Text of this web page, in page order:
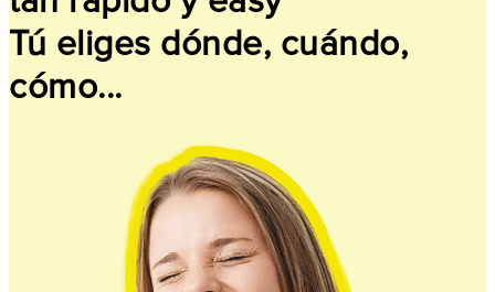
Tú eliges dónde, cuándo,
cómo...